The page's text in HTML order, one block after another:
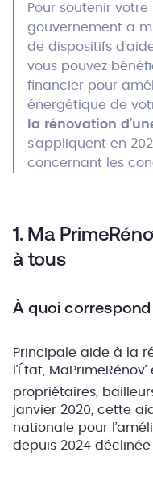
Pour soutenir
gouvernement a
de dispositifs
vous pouvez
financier pour
énergétique de
la rénovation
s’appliquent en
concernant les
1. Ma
à tous
À quoi correspond
Principale aide à la
l’État,
propriétaires,
janvier 2020, cette
nationale pour
depuis 2024